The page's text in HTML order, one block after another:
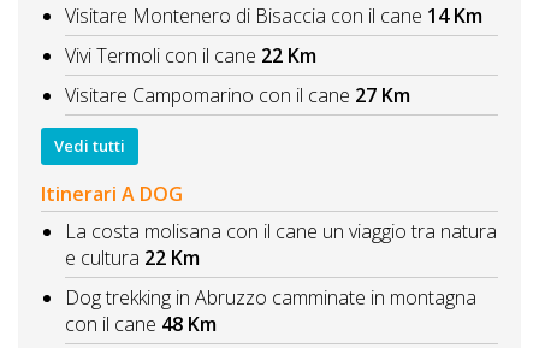
Visitare Montenero di Bisaccia con il cane 14 Km
Vivi Termoli con il cane 22 Km
Visitare Campomarino con il cane 27 Km
Vedi tutti
Itinerari A DOG
La costa molisana con il cane un viaggio tra natura
e cultura 22 Km
Dog trekking in Abruzzo camminate in montagna
con il cane 48 Km